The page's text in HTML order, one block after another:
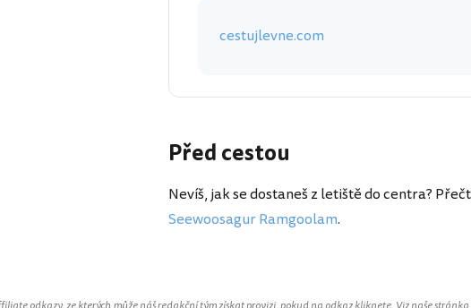
cestujlevne.com
Před cestou
Nevíš, jak se dostaneš z letiště do centra?
Seewoosagur Ramgoolam.